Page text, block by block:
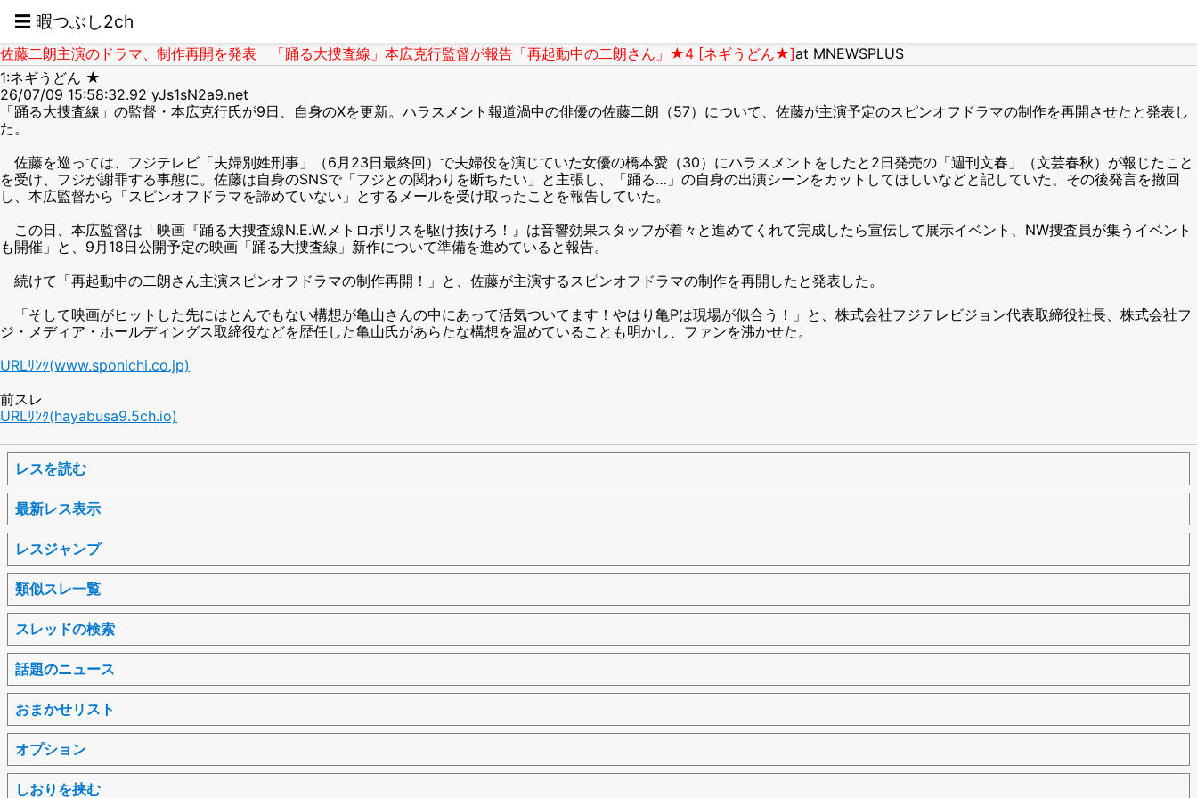
☰ 暇つぶし2ch
佐藤二朗主演のドラマ、制作再開を発表 「踊る大捜査線」本広克行監督が報告「再起動中の二朗さん」★4 [ネギうどん★]at MNEWSPLUS
1:ネギうどん ★
26/07/09 15:58:32.92 yJs1sN2a9.net
「踊る大捜査線」の監督・本広克行氏が9日、自身のXを更新。ハラスメント報道渦中の俳優の佐藤二朗（57）について、佐藤が主演予定のスピンオフドラマの制作を再開させたと発表し
た。
佐藤を巡っては、フジテレビ「夫婦別姓刑事」（6月23日最終回）で夫婦役を演じていた女優の橋本愛（30）にハラスメントをしたと2日発売の「週刊文春」（文芸春秋）が報じたこと
を受け、フジが謝罪する事態に。佐藤は自身のSNSで「フジとの関わりを断ちたい」と主張し、「踊る…」の自身の出演シーンをカットしてほしいなどと記していた。その後発言を撤回
し、本広監督から「スピンオフドラマを諦めていない」とするメールを受け取ったことを報告していた。
この日、本広監督は「映画『踊る大捜査線N.E.W.メトロポリスを駆け抜けろ！』は音響効果スタッフが着々と進めてくれて完成したら宣伝して展示イベント、NW捜査員が集うイベント
も開催」と、9月18日公開予定の映画「踊る大捜査線」新作について準備を進めていると報告。
続けて「再起動中の二朗さん主演スピンオフドラマの制作再開！」と、佐藤が主演するスピンオフドラマの制作を再開したと発表した。
「そして映画がヒットした先にはとんでもない構想が亀山さんの中にあって活気ついてます！やはり亀Pは現場が似合う！」と、株式会社フジテレビジョン代表取締役社長、株式会社フ
ジ・メディア・ホールディングス取締役などを歴任した亀山氏があらたな構想を温めていることも明かし、ファンを沸かせた。
URLﾘﾝｸ(www.sponichi.co.jp)
前スレ
URLﾘﾝｸ(hayabusa9.5ch.io)
レスを読む
最新レス表示
レスジャンプ
類似スレ一覧
スレッドの検索
話題のニュース
おまかせリスト
オプション
しおりを挟む